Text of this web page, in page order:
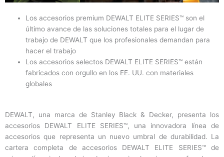
Los accesorios premium DEWALT ELITE SERIES™ son el
último avance de las soluciones totales para el lugar de
trabajo de DEWALT que los profesionales demandan para
hacer el trabajo
Los accesorios selectos DEWALT ELITE SERIES™ están
fabricados con orgullo en los EE. UU. con materiales
globales
DEWALT, una marca de Stanley Black & Decker, presenta los
accesorios DEWALT ELITE SERIES™, una innovadora línea de
accesorios que representa un nuevo umbral de durabilidad. La
cartera completa de accesorios DEWALT ELITE SERIES™ de